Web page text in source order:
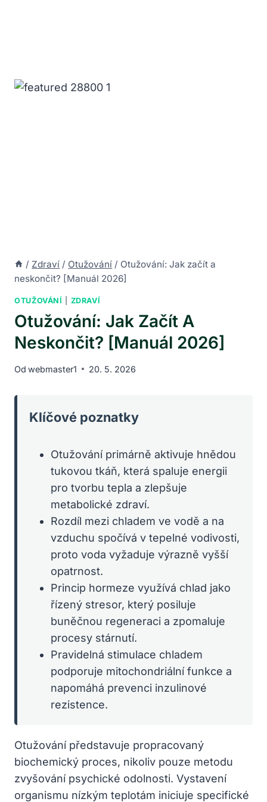
/ Zdraví / Otužování / Otužování: Jak začít a
neskončit? [Manuál 2026]
OTUŽOVÁNÍ ZDRAVÍ
Otužování: Jak Začít A
Neskončit? [Manuál 2026]
Od webmaster1 20. 5. 2026
Klíčové poznatky
Otužování primárně aktivuje hnědou
tukovou tkáň, která spaluje energii
pro tvorbu tepla a zlepšuje
metabolické zdraví.
Rozdíl mezi chladem ve vodě a na
vzduchu spočívá v tepelné vodivosti,
proto voda vyžaduje výrazně vyšší
opatrnost.
Princip hormeze využívá chlad jako
řízený stresor, který posiluje
buněčnou regeneraci a zpomaluje
procesy stárnutí.
Pravidelná stimulace chladem
podporuje mitochondriální funkce a
napomáhá prevenci inzulinové
rezistence.
Otužování představuje propracovaný
biochemický proces, nikoliv pouze metodu
zvyšování psychické odolnosti. Vystavení
organismu nízkým teplotám iniciuje specifické